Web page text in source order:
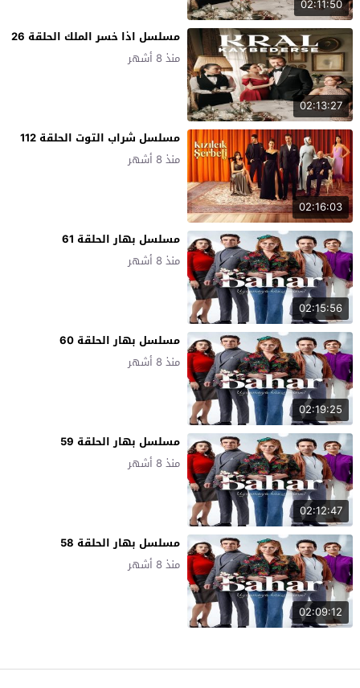
02:11:50
02:13:27
مسلسل اذا خسر الملك الحلقة 26
منذ 8 أشهر
02:16:03
مسلسل شراب التوت الحلقة 112
منذ 8 أشهر
02:15:56
مسلسل بهار الحلقة 61
منذ 8 أشهر
02:19:25
مسلسل بهار الحلقة 60
منذ 8 أشهر
02:12:47
مسلسل بهار الحلقة 59
منذ 8 أشهر
02:09:12
مسلسل بهار الحلقة 58
منذ 8 أشهر